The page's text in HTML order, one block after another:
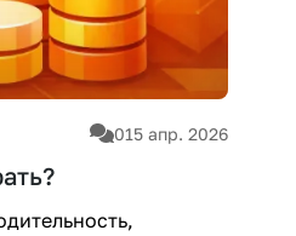
015 апр. 2026